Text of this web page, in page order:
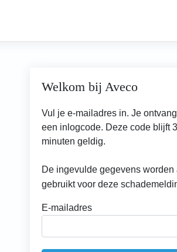
Welkom bij Aveco
Vul je e-mailadres in. Je
een inlogcode. Deze code blijft
minuten geldig.
De ingevulde gegevens worden
gebruikt voor deze
E-mailadres